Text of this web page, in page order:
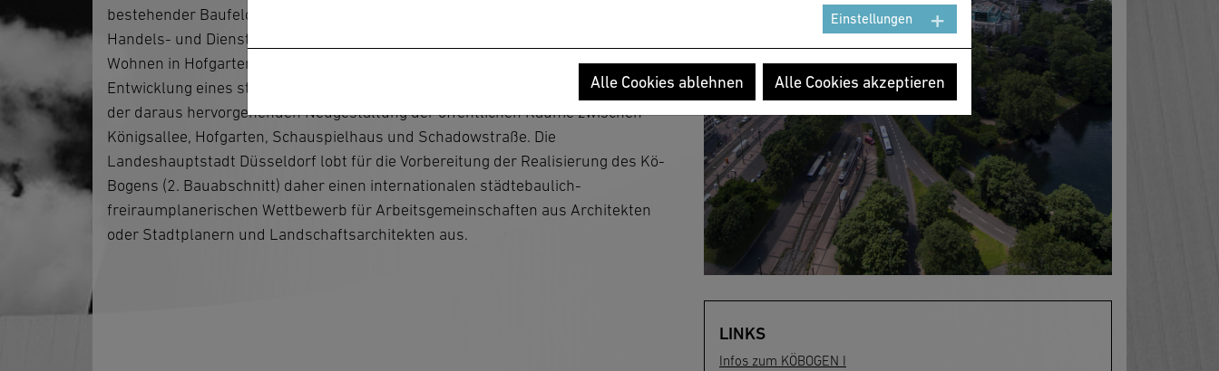
bestehender Baufelder auch neue Bauoptionen zum Beispiel für ergänzende
Handels- und Dienstleistungsangebote sowie auch für das innerstädtische
Wohnen in Hofgartennähe denkbar. Im Fokus des Wettbewerbs steht die
Entwicklung eines städtebaulich-freiraumplanerischen Gesamtkonzeptes inklusive
der daraus hervorgehenden Neugestaltung der öffentlichen Räume zwischen
Königsallee, Hofgarten, Schauspielhaus und Schadowstraße. Die
Landeshauptstadt Düsseldorf lobt für die Vorbereitung der Realisierung des Kö-
Bogens (2. Bauabschnitt) daher einen internationalen städtebaulich-
freiraumplanerischen Wettbewerb für Arbeitsgemeinschaften aus Architekten
oder Stadtplanern und Landschaftsarchitekten aus.
LINKS
Infos zum KÖBOGEN I
Einstellungen
Alle Cookies ablehnen Alle Cookies akzeptieren